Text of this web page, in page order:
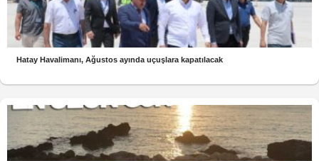
Hatay Havalimanı, Ağustos ayında uçuşlara kapatılacak